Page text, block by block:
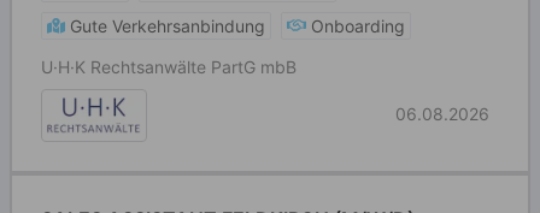
Gute Verkehrsanbindung
Onboarding
U·H·K Rechtsanwälte PartG mbB
06.08.2026